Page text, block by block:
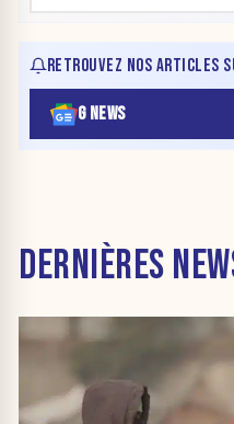
RETROUVEZ NOS ARTICLES
G NEWS
DERNIÈRES